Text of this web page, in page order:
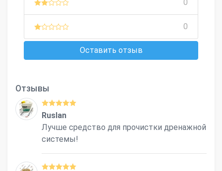
0
0
Оставить отзыв
Отзывы
Ruslan
Лучше средство для прочистки дренажной
системы!